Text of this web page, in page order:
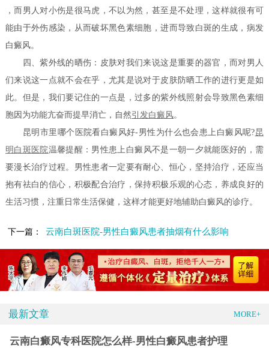
，而男人对小伤是很马虎，不以为然，甚至是不处理，这样就很有可
能由于外伤感染，从而破坏黑色素细胞，进而导致白斑的生成，病发
白癜风。
四、紫外线的晒伤：皮肤对我们来说这是重要的器官，而对男人
们来说这一点就不会在乎，尤其是说对于皮肤防晒工作的进行更是如
此。但是，我们要记住的一点是，过多的紫外线照射会导致黑色素细
胞因为功能亢奋而提早消亡，自然引发白癜风。
昆明市里哪个医院看白癜风好-男性为什么也会患上白癜风呢?昆
明白斑医院温馨提醒：男性患上白癜风不是一朝一夕就能医好的，需
要漫长治疗过程。男性患者一定要有耐心、恒心，坚持治疗，还应当
抱有祛白的信心，积极配合治疗，保持积极乐观的心态，养成良好的
生活习惯，注重日常生活保健，这样才能更好地辅助白癜风的诊疗。
下一篇： 云南白斑医院-男性白癜风患者抽烟有什么影响
最新文章 MORE+
云南白癜风专科医院怎么样-男性白癜风患者护理